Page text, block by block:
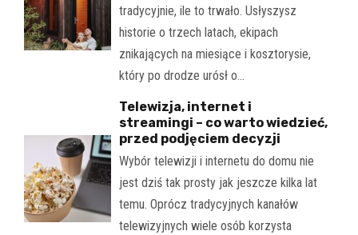
tradycyjnie, ile to trwało. Usłyszysz
historie o trzech latach, ekipach
znikających na miesiące i kosztorysie,
który po drodze urósł o…
Telewizja, internet i
streamingi – co warto wiedzieć,
przed podjęciem decyzji
Wybór telewizji i internetu do domu nie
jest dziś tak prosty jak jeszcze kilka lat
temu. Oprócz tradycyjnych kanałów
telewizyjnych wiele osób korzysta